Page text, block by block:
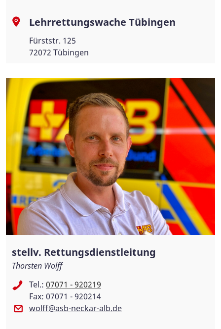
Lehrrettungswache Tübingen
Fürststr. 125
72072 Tübingen
stellv. Rettungsdienstleitung
Thorsten Wolff
Tel.: 07071 - 920219
Fax: 07071 - 920214
wolff@asb-neckar-alb.de